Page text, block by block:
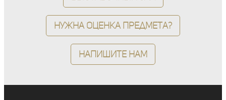
Нужна оценка предмета?
Напишите нам